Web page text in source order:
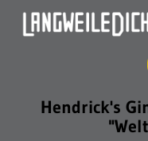
Hendrick's